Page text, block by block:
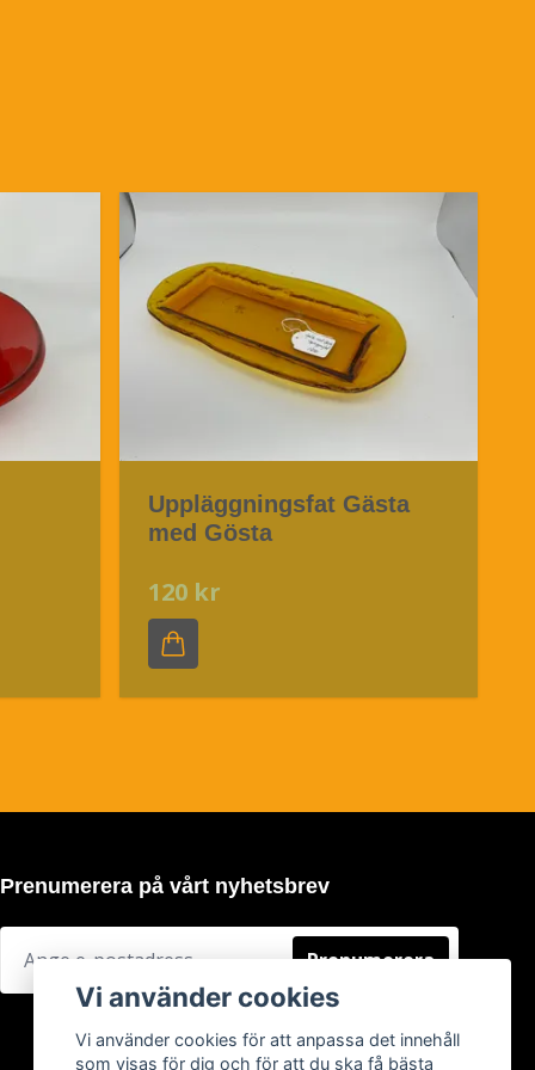
Uppläggningsfat Gästa
med Gösta
120 kr
Prenumerera på vårt nyhetsbrev
Prenumerera
Vi använder cookies
Vi använder cookies för att anpassa det innehåll
som visas för dig och för att du ska få bästa